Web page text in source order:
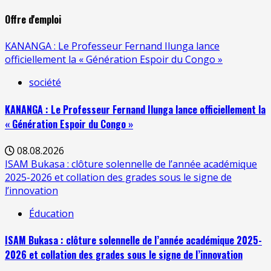
Offre d'emploi
KANANGA : Le Professeur Fernand Ilunga lance
officiellement la « Génération Espoir du Congo »
société
KANANGA : Le Professeur Fernand Ilunga lance officiellement la
« Génération Espoir du Congo »
08.08.2026
ISAM Bukasa : clôture solennelle de l’année académique
2025-2026 et collation des grades sous le signe de
l’innovation
Éducation
ISAM Bukasa : clôture solennelle de l’année académique 2025-
2026 et collation des grades sous le signe de l’innovation